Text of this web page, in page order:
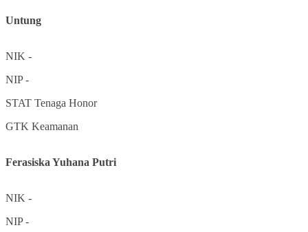
Untung
NIK -
NIP-
STAT Tenaga Honor
GTK Keamanan
Ferasiska Yuhana Putri
NIK -
NIP-